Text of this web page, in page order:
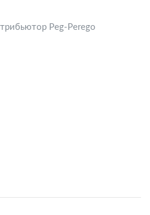
Peg-Perego